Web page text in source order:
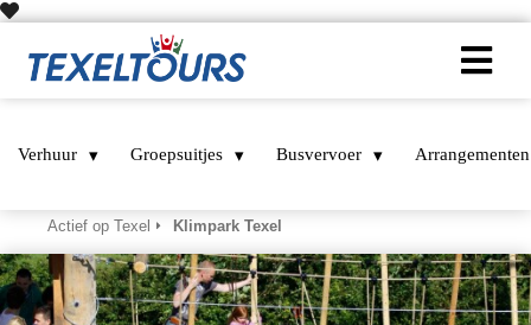
Verhuur Groepsuitjes Busvervoer Arrangementen
Home
Actief op Texel
Klimpark Texel